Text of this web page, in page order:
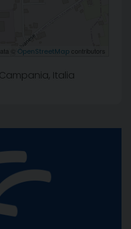
© OpenStreetMap contributors
Italia